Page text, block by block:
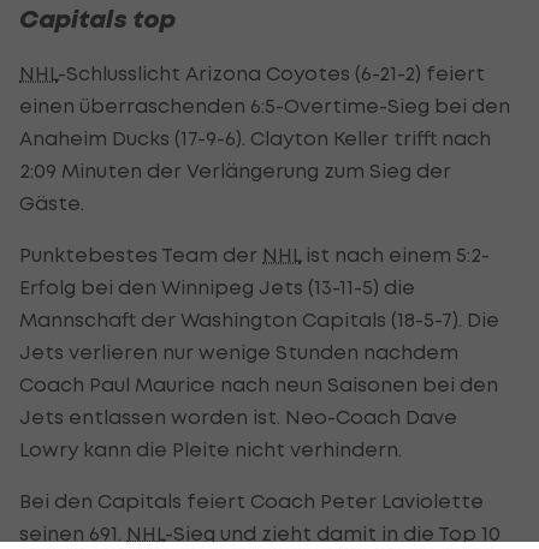
Capitals top
NHL -Schlusslicht Arizona Coyotes (6-21-2) feiert
einen überraschenden 6:5-Overtime-Sieg bei den
Anaheim Ducks (17-9-6). Clayton Keller trifft nach
2:09 Minuten der Verlängerung zum Sieg der
Gäste.
Punktebestes Team der NHL ist nach einem 5:2-
Erfolg bei den Winnipeg Jets (13-11-5) die
Mannschaft der Washington Capitals (18-5-7). Die
Jets verlieren nur wenige Stunden nachdem
Coach Paul Maurice nach neun Saisonen bei den
Jets entlassen worden ist. Neo-Coach Dave
Lowry kann die Pleite nicht verhindern.
Bei den Capitals feiert Coach Peter Laviolette
seinen 691. NHL -Sieg und zieht damit in die Top 10